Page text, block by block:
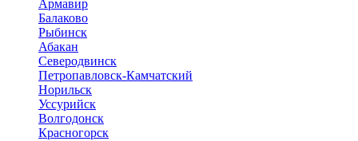
Армавир
Балаково
Рыбинск
Абакан
Северодвинск
Петропавловск-Камчатский
Норильск
Уссурийск
Волгодонск
Красногорск